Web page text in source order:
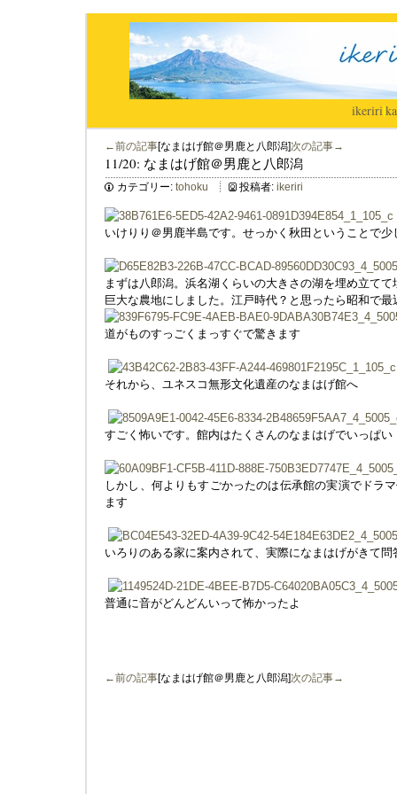
ikeriri|
←前の記事[なまはげ館＠男鹿と八郎潟]次の記事→
11/20: なまはげ館＠男鹿と八郎潟
カテゴリー: tohoku 投稿者: ikeriri
いけりり＠男鹿半島です。せっかく秋田ということで
まずは八郎潟。浜名湖くらいの大きさの湖を埋め立てて
巨大な農地にしました。江戸時代？と思ったら昭和で最
道がものすっごくまっすぐで驚きます
それから、ユネスコ無形文化遺産のなまはげ館へ
すごく怖いです。館内はたくさんのなまはげでいっぱい
しかし、何よりもすごかったのは伝承館の実演でドラ
ます
いろりのある家に案内されて、実際になまはげがきて
普通に音がどんどんいって怖かったよ
←前の記事[なまはげ館＠男鹿と八郎潟]次の記事→